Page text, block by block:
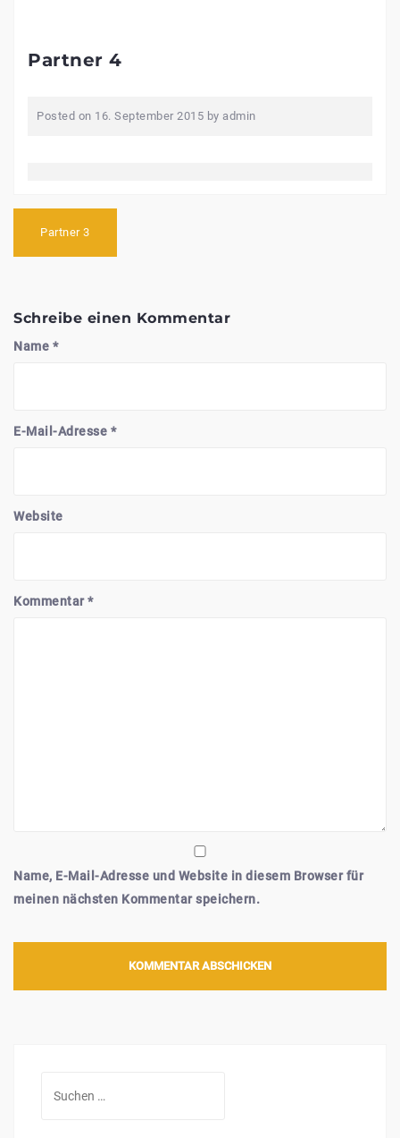
Partner 4
Posted on 16. September 2015 by admin
Partner 3
Schreibe einen Kommentar
Name *
E-Mail-Adresse *
Website
Kommentar*
Name, E-Mail-Adresse und Website in diesem Browser für
meinen nächsten Kommentar speichern.